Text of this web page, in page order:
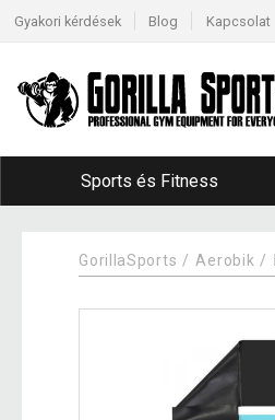
Gyakori kérdések Blog Kapcsolat
Sports és Fitness
GorillaSports Aerobik